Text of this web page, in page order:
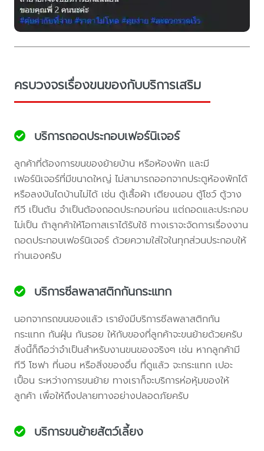
ครบวงจรเรื่องขนของกับบริการเสริม
บริการถอดประกอบเฟอร์นิเจอร์
ลูกค้าที่ต้องการขนของย้ายบ้าน หรือห้องพัก และมี
เฟอร์นิเจอร์ที่มีขนาดใหญ่ ไม่สามารถออกจากประตูห้องพักได้
หรือลงบันไดบ้านไม่ได้ เช่น ตู้เสื้อผ้า เตียงนอน ตู้โชว์ ตู้วาง
ทีวี เป็นต้น จำเป็นต้องถอดประกอบก่อน แต่ถอดและประกอบ
ไม่เป็น ถ้าลูกค้าให้โอกาสเราได้รับใช้ ทางเราจะจัดการเรื่องงาน
ถอดประกอบเฟอร์นิเจอร์ ด้วยความใส่ใจในทุกส่วนประกอบให้
ท่านเองครับ
บริการซีลพลาสติกกันกระแทก
นอกจากรถขนของแล้ว เรายังมีบริการซีลพลาสติกกัน
กระแทก กันฝุ่น กันรอย ให้กับของที่ลูกค้าจะขนย้ายด้วยครับ
สิ่งนี้ก็ถือว่าจำเป็นสำหรับงานขนของจริงๆ เช่น หากลูกค้ามี
ทีวี โซฟา ที่นอน หรือสิ่งของอื่น ที่ดูแล้ว จะกระแทก เปอะ
เปื้อน ระหว่างการขนย้าย ทางเราก็จะบริการห่อหุ้มของให้
ลูกค้า เพื่อให้ถึงปลายทางอย่างปลอดภัยครับ
บริการขนย้ายสัตว์เลี้ยง